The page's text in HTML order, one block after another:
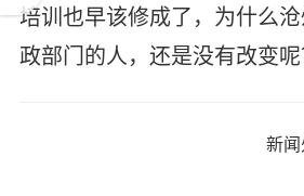
培训也早该修成了，为什么
政部门的人，还是没有改变呢
新